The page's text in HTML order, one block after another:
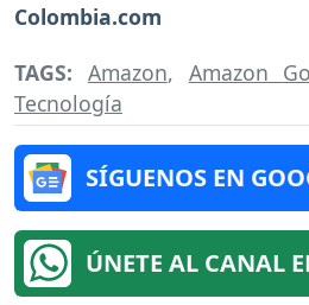
Colombia.com
TAGS: Amazon, Amazon Go
Tecnología
SÍGUENOS EN
ÚNETE AL CANAL